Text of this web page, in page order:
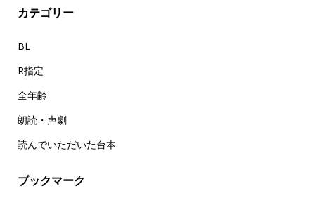
カテゴリー
BL
R指定
全年齢
朗読・声劇
読んでいただいた台本
ブックマーク